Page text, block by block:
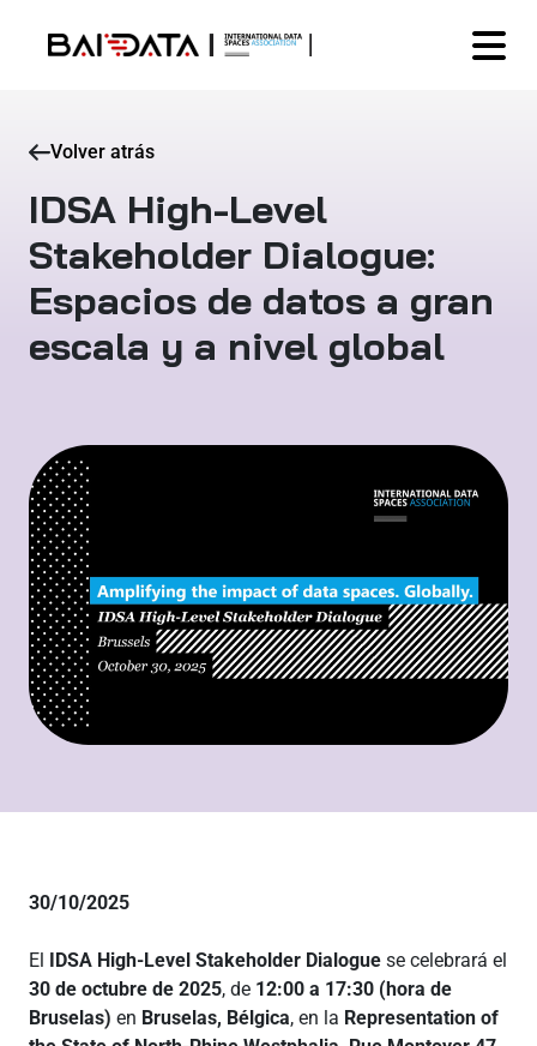
Volver atrás
IDSA High-Level
Stakeholder Dialogue:
Espacios de datos a gran
escala y a nivel global
30/10/2025
El IDSA High-Level Stakeholder Dialogue se celebrará el
30 de octubre de 2025, de 12:00 a 17:30 (hora de
Bruselas) en Bruselas, Bélgica, en la Representation of